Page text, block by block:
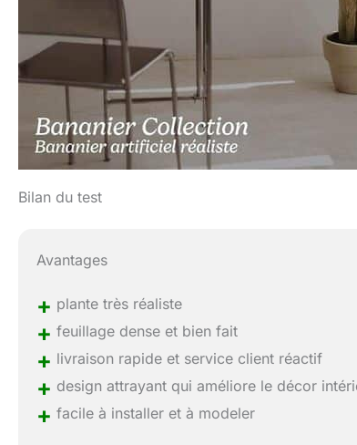
Bilan du test
Avantages
+ plante très réaliste
+ feuillage dense et bien fait
+ livraison rapide et service client réactif
+ design attrayant qui améliore le décor
+ facile à installer et à modeler